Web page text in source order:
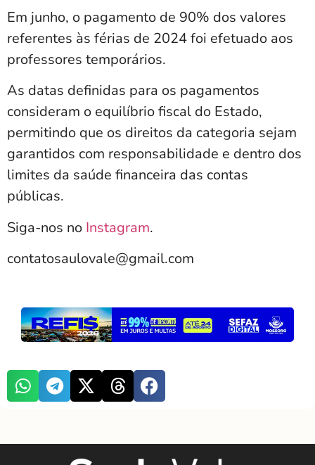
Em junho, o pagamento de 90% dos valores
referentes às férias de 2024 foi efetuado aos
professores temporários.
As datas definidas para os pagamentos
consideram o equilíbrio fiscal do Estado,
permitindo que os direitos da categoria sejam
garantidos com responsabilidade e dentro dos
limites da saúde financeira das contas
públicas.
Siga-nos no Instagram.
contatosaulovale@gmail.com